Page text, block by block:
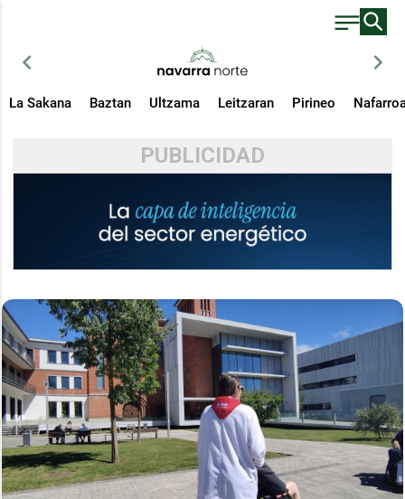
chevron_left chevron_right
La Sakana Baztan Ultzama Leitzaran Pirineo
PUBLICIDAD